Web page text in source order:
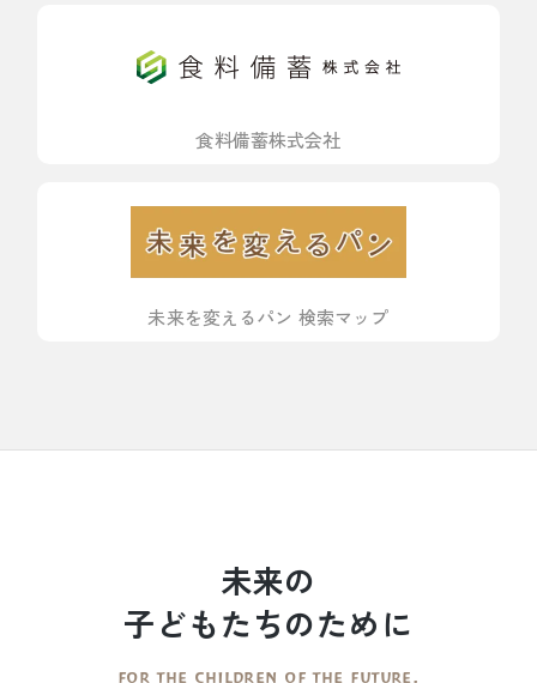
食料備蓄株式会社
未来を変えるパン 検索マップ
未来の
子どもたちのために
FOR THE CHILDREN OF THE FUTURE.